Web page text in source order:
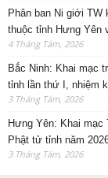
Phân ban Ni giới
thuộc tỉnh Hưng Yên
4 Tháng Tám, 2026
Bắc Ninh: Khai mạc
tỉnh lần thứ I, nhiệm
3 Tháng Tám, 2026
Hưng Yên: Khai mạc
Phật tử tỉnh năm
3 Tháng Tám, 2026